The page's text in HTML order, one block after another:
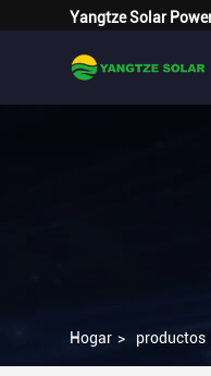
Yangtze Solar
Hogar > productos